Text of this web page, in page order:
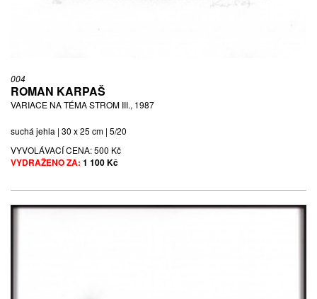
004
ROMAN KARPAŠ
VARIACE NA TÉMA STROM III., 1987
suchá jehla | 30 x 25 cm | 5/20
VYVOLÁVACÍ CENA:500 Kč
VYDRAŽENO ZA: 1 100 Kč